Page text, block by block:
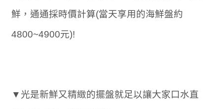
鮮，通通採時價計算(當天享用的海鮮盤約
4800~4900元)!
▼光是新鮮又精緻的擺盤就足以讓大家口水直